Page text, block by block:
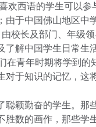
欢西语的学生可以
由于中国佛山地区中
校长及部门、年级
了解中国学生日常生
在青年时期将学到的
对于知识的记忆，这
聪颖勤奋的学生。那
胜数的画作，那些学